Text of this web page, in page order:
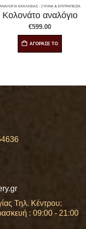
ΑΝΑΛΌΓΙΑ ΕΚΚΛΗΣΊΑΣ - ΞΎΛΙΝΑ & ΕΠΙΤΡΑΠΈΖΙΑ
επιτραπέζιο (3)
€288.00
ΑΓΟΡΑΣΕ ΤΟ
Τηλ. Κέντρου:
: 09:00 - 21:00